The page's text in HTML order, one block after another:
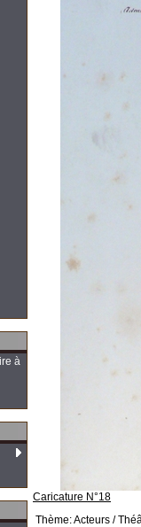
à
Caricature N°18
Thème: Acteurs /